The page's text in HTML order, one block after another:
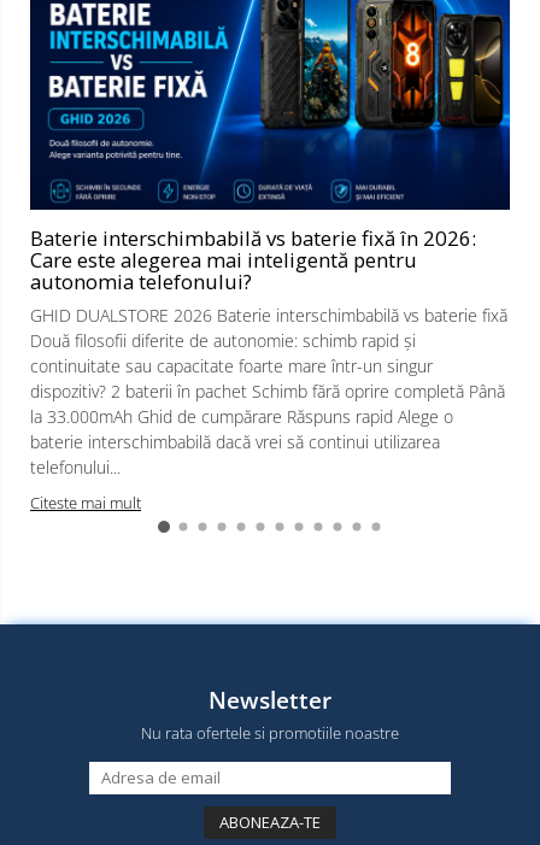
Baterie interschimbabilă vs baterie fixă în 2026:
Care este alegerea mai inteligentă pentru
autonomia telefonului?
GHID DUALSTORE 2026 Baterie interschimbabilă vs baterie fixă
Două filosofii diferite de autonomie: schimb rapid și
continuitate sau capacitate foarte mare într-un singur
dispozitiv? 2 baterii în pachet Schimb fără oprire completă Până
la 33.000mAh Ghid de cumpărare Răspuns rapid Alege o
baterie interschimbabilă dacă vrei să continui utilizarea
telefonului...
Citeste mai mult
Newsletter
Nu rata ofertele si promotiile noastre